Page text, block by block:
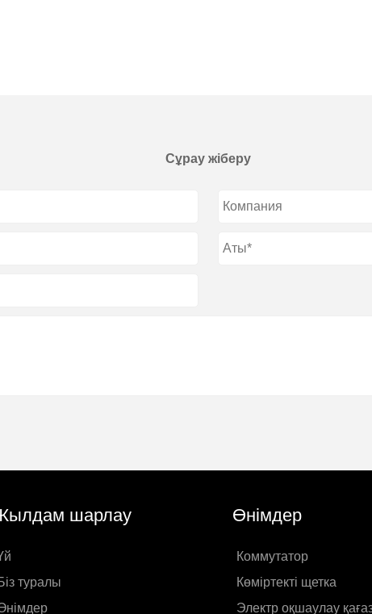
Сұрау жіберу
шарлау
туралы
Өнімдер
Коммутатор
Көміртекті щетка
Электр оқшаулау